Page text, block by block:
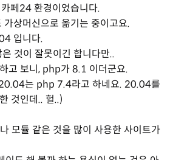
페24 환경이었습니다.
가상머신으로 옮기는 중이고요.
입니다.
것이 잘못이긴 합니다만..
고 보니, php가 8.1 이더군요.
는 php 7.4라고 하네요. 20.04를
것인데.. 헐..)
모듈 같은 것을 많이 사용한 사이트가